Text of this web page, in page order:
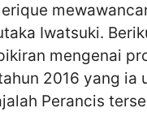
Iwatsuki.
mengenai
2016 yang ia
Perancis